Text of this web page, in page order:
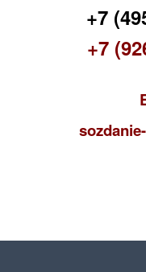
+7
+7
s